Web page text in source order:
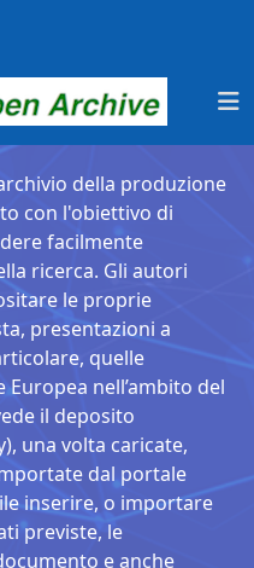
della produzione
con l'obiettivo di
facilmente
ricerca. Gli autori
le proprie
presentazioni a
quelle
nell’ambito del
il deposito
una volta caricate,
dal portale
inserire, o importare
previste, le
e anche